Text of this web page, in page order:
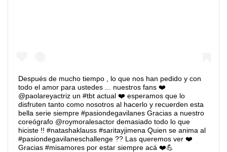
Después de mucho tiempo , lo que nos han pedido y con
todo el amor para ustedes ... nuestros fans ❤️
@paolareyactriz un #tbt actual ❤️ esperamos que lo
disfruten tanto como nosotros al hacerlo y recuerden esta
bella serie siempre #pasiondegavilanes Gracias a nuestro
coreógrafo @roymoralesactor demasiado todo lo que
hiciste !! #natashaklauss #saritayjimena Quien se anima al
#pasiondegavilaneschallenge ?? Las queremos ver ❤️
Gracias #misamores por estar siempre acá ❤️💪